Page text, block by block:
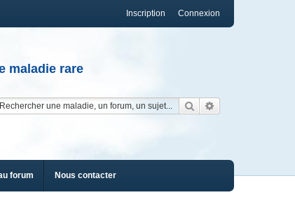
Connexion
Inscription
maladie rare
Rechercher
forum Nous contacter